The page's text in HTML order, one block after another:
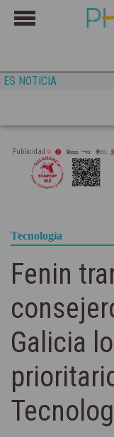
ES NOTICIA
Publicidad
Tecnología
Fenin
Galicia